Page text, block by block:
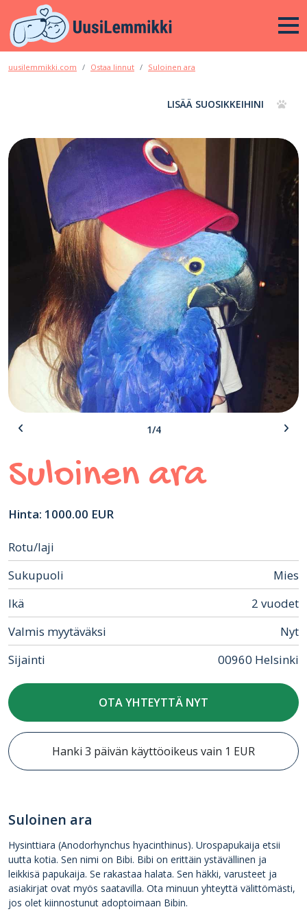
uusilemmikki.com Ostaa linnut Suloinen ara
LISÄÄ SUOSIKKEIHINI
1/4
Suloinen ara
Hinta: 1000.00 EUR
Rotu/laji
Sukupuoli
Mies
Ikä
2 vuodet
Valmis myytäväksi
Nyt
Sijainti
00960 Helsinki
OTA YHTEYTTÄ NYT
Hanki 3 päivän käyttöoikeus vain 1 EUR
Suloinen ara
Hysinttiara (Anodorhynchus hyacinthinus). Urospapukaija etsii
uutta kotia. Sen nimi on Bibi. Bibi on erittäin ystävällinen ja
leikkisä papukaija. Se rakastaa halata. Sen häkki, varusteet ja
asiakirjat ovat myös saatavilla. Ota minuun yhteyttä välittömästi,
jos olet kiinnostunut adoptoimaan Bibin.